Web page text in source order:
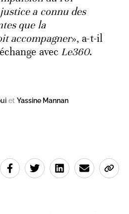
a connu des
que la
accompagner», a-t-il
avec Le360.
et Yassine Mannan